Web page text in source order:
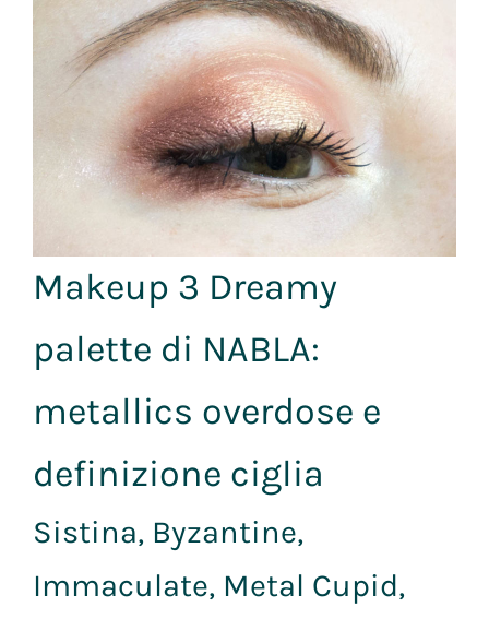
Makeup 3 Dreamy
palette di NABLA:
metallics overdose e
definizione ciglia
Sistina, Byzantine,
Immaculate, Metal Cupid,